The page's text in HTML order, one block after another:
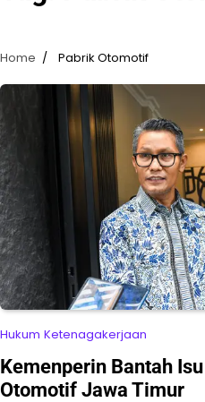
Home Pabrik Otomotif
Hukum Ketenagakerjaan
Kemenperin Bantah
Otomotif Jawa Timur